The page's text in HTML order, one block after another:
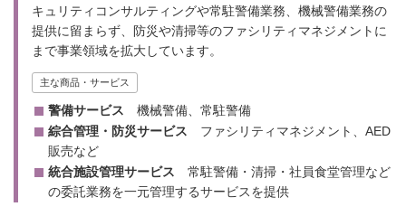
キュリティコンサルティングや常駐警備業務、機械警備業務の
提供に留まらず、防災や清掃等のファシリティマネジメントに
まで事業領域を拡大しています。
主な商品・サービス
警備サービス 機械警備、常駐警備
綜合管理・防災サービス ファシリティマネジメント、AED
販売など
統合施設管理サービス 常駐警備・清掃・社員食堂管理など
の委託業務を一元管理するサービスを提供